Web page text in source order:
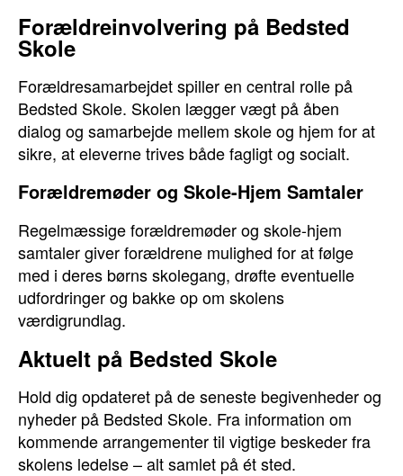
Forældreinvolvering på Bedsted
Skole
Forældresamarbejdet spiller en central rolle på
Bedsted Skole. Skolen lægger vægt på åben
dialog og samarbejde mellem skole og hjem for at
sikre, at eleverne trives både fagligt og socialt.
Forældremøder og Skole-Hjem Samtaler
Regelmæssige forældremøder og skole-hjem
samtaler giver forældrene mulighed for at følge
med i deres børns skolegang, drøfte eventuelle
udfordringer og bakke op om skolens
værdigrundlag.
Aktuelt på Bedsted Skole
Hold dig opdateret på de seneste begivenheder og
nyheder på Bedsted Skole. Fra information om
kommende arrangementer til vigtige beskeder fra
skolens ledelse – alt samlet på ét sted.